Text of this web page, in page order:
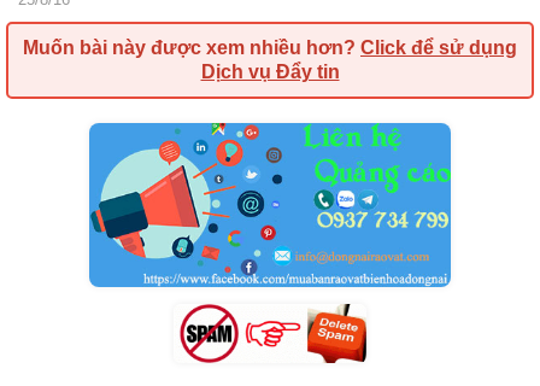
Muốn bài này được xem nhiều hơn? Click để sử dụng
Dịch vụ Đẩy tin